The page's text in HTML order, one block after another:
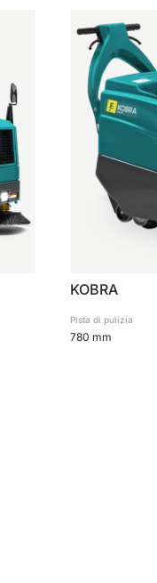
KOBRA
Pista di pulizia
780 mm